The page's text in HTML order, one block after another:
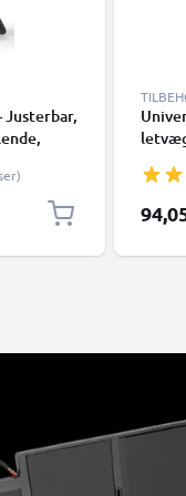
Justerbar,
Særlig